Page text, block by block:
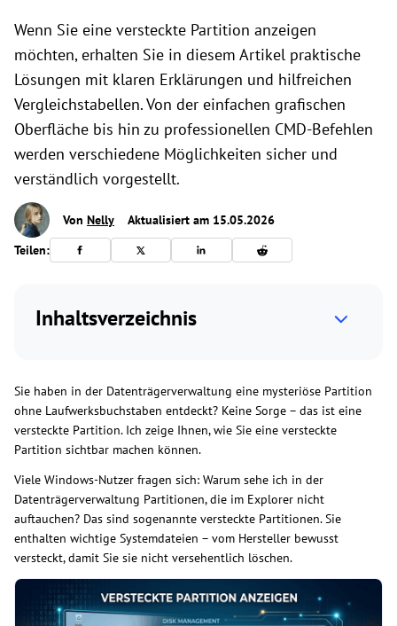
Wenn Sie eine versteckte Partition anzeigen
möchten, erhalten Sie in diesem Artikel praktische
Lösungen mit klaren Erklärungen und hilfreichen
Vergleichstabellen. Von der einfachen grafischen
Oberfläche bis hin zu professionellen CMD-Befehlen
werden verschiedene Möglichkeiten sicher und
verständlich vorgestellt.
Von Nelly
Aktualisiert am 15.05.2026
Teilen:
Inhaltsverzeichnis
Sie haben in der Datenträgerverwaltung eine mysteriöse Partition
ohne Laufwerksbuchstaben entdeckt? Keine Sorge – das ist eine
versteckte Partition. Ich zeige Ihnen, wie Sie eine versteckte
Partition sichtbar machen können.
Viele Windows-Nutzer fragen sich: Warum sehe ich in der
Datenträgerverwaltung Partitionen, die im Explorer nicht
auftauchen? Das sind sogenannte versteckte Partitionen. Sie
enthalten wichtige Systemdateien – vom Hersteller bewusst
versteckt, damit Sie sie nicht versehentlich löschen.